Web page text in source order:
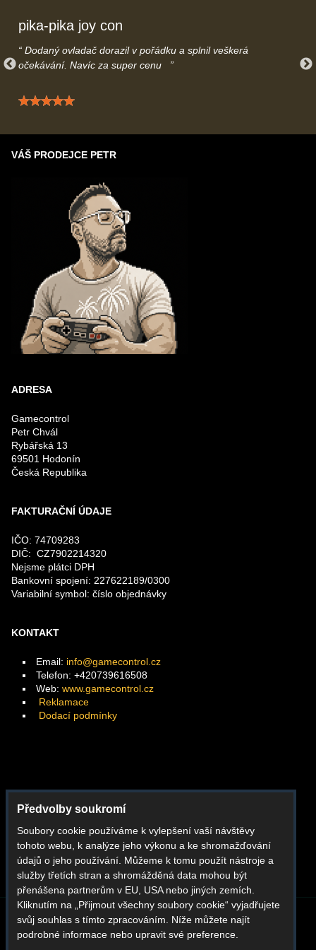
pika-pika joy con
Dodaný ovladač dorazil v pořádku a splnil veškerá
očekávání. Navíc za super cenu
Hodnocení: 5 / 5
VÁŠ PRODEJCE PETR
ADRESA
Gamecontrol
Petr Chvál
Rybářská 13
69501 Hodonín
Česká Republika
FAKTURAČNÍ ÚDAJE
IČO: 74709283
DIČ: CZ7902214320
Nejsme plátci DPH
Bankovní spojení: 227622189/0300
Variabilní symbol: číslo objednávky
KONTAKT
Email: info@gamecontrol.cz
Telefon: +420739616508
Web: www.gamecontrol.cz
Reklamace
Dodací podmínky
Instagram
Youtube
Whatsapp
BLOG O NÁS KONTAKT
REKLAMACE
Předvolby soukromí
Soubory cookie používáme k vylepšení vaší návštěvy
tohoto webu, k analýze jeho výkonu a ke shromažďování
údajů o jeho používání. Můžeme k tomu použít nástroje a
služby třetích stran a shromážděná data mohou být
přenášena partnerům v EU, USA nebo jiných zemích.
Kliknutím na „Přijmout všechny soubory cookie“ vyjadřujete
svůj souhlas s tímto zpracováním. Níže můžete najít
podrobné informace nebo upravit své preference.